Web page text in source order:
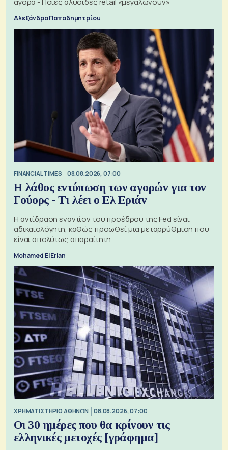
Αλεξάνδρα Παπαδημητρίου
FINANCIAL TIMES 08.08.2026, 07:00
Η λάθος εντύπωση των αγορών για τον
Γούορς - Τι λέει ο Ελ Εριάν
Η αντίδραση εναντίον του προέδρου της Fed είναι
αδικαιολόγητη, καθώς προωθεί μια μεταρρύθμιση που
είναι απολύτως απαραίτητη
Mohamed El Erian
XΡΗΜΑΤΙΣΤΗΡΙΟ ΑΘΗΝΩΝ 08.08.2026, 07:00
Οι 30 ημέρες που θα κρίνουν τις
ελληνικές μετοχές [γράφημα]